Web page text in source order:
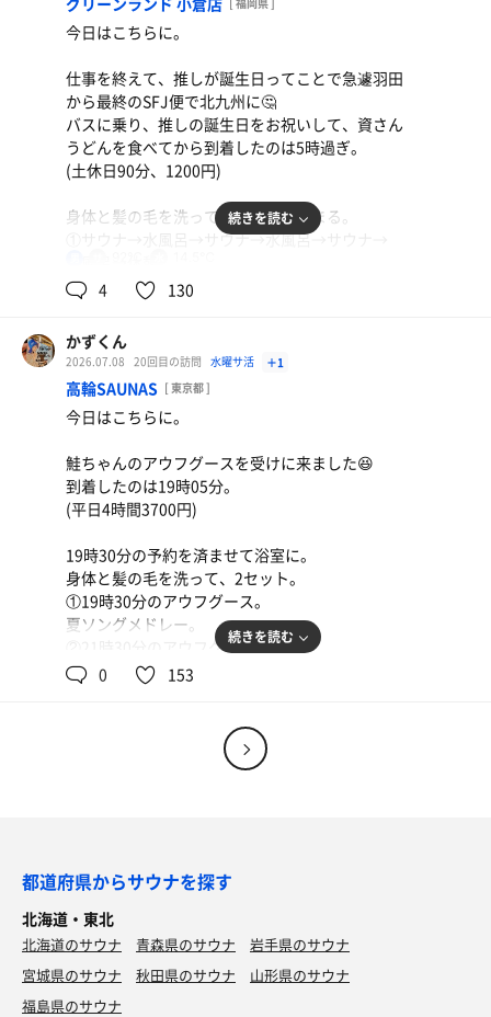
ニンニクの芽牛丼(並盛、790円)
すき家の夏と言ったらコレ😂通年で発売してほしいメ
ニュー🥺
安くて美味しい😋
と12時のフィンランド式ロウリュ。
サウナ室でまつりんごさんに偶然偶然😂
上がって、ルオントでおひるごはん😋
やっぱり安定の実家でした。
13時40分に退館。
ありがとうございました😊
さて、推し事に向かいます🐟🐢
豆キムチ(黒納豆に変更、420円)
した😆
スーペリアルームの前にあるデトックスウォーター
今日はこちらに。
仕事を終えて、推しが誕生日ってことで急遽羽田
から最終のSFJ便で北九州に🤔
バスに乗り、推しの誕生日をお祝いして、資さん
うどんを食べてから到着したのは5時過ぎ。
(土休日90分、1200円)
身体と髪の毛を洗って、お風呂で温まる。
①サウナ→水風呂→サウナ→水風呂→サウナ→
(ウトウト寝てしまい、気がついたら6時過ぎ笑)
上がって、着替えて6時10分に退館。
ありがとうございました😊
6時18分ののぞみ2号で久しぶりに実家に寄ろう
と思います😆
続きを読む
4 130
かずくん
2026.07.08 20回目の訪問 水曜サ活 ＋1
高輪SAUNAS [ 東京都 ]
今日はこちらに。
鮭ちゃんのアウフグースを受けに来ました😆
到着したのは19時05分。
(平日4時間3700円)
19時30分の予約を済ませて浴室に。
身体と髪の毛を洗って、2セット。
①19時30分のアウフグース。
夏ソングメドレー。
②21時30分のアウフグース。
7月8日は(なはの日)ってことで、沖縄ソング
で大盛り上がりでした🤔
各回違った香りで、鮭ちゃんのホスピタリティ
鮭ちゃん、夢海さんお疲れさまでした👋
ご一緒した皆さま、ありがとうございました。
続きを読む
0 153
都道府県からサウナを探す
北海道・東北
北海道のサウナ 青森県のサウナ
岩手県のサウナ
宮城県のサウナ
秋田県のサウナ
山形県のサウナ
福島県のサウナ